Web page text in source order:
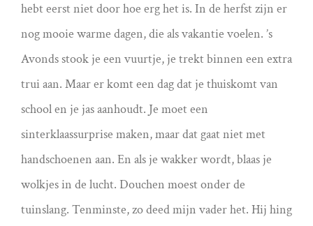
hebt eerst niet door hoe erg het is. In de herfst zijn er
nog mooie warme dagen, die als vakantie voelen. ’s
Avonds stook je een vuurtje, je trekt binnen een extra
trui aan. Maar er komt een dag dat je thuiskomt van
school en je jas aanhoudt. Je moet een
sinterklaassurprise maken, maar dat gaat niet met
handschoenen aan. En als je wakker wordt, blaas je
wolkjes in de lucht. Douchen moest onder de
tuinslang. Tenminste, zo deed mijn vader het. Hij hing